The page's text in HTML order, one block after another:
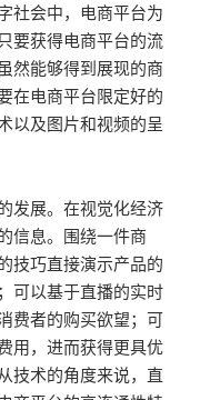
社会中，电商平台为
要获得电商平台的流
然能够得到展现的商
在电商平台限定好的
以及图片和视频的呈
发展。在视觉化经济
信息。围绕一件商
技巧直接演示产品的
可以基于直播的实时
费者的购买欲望；可
用，进而获得更具优
技术的角度来说，直